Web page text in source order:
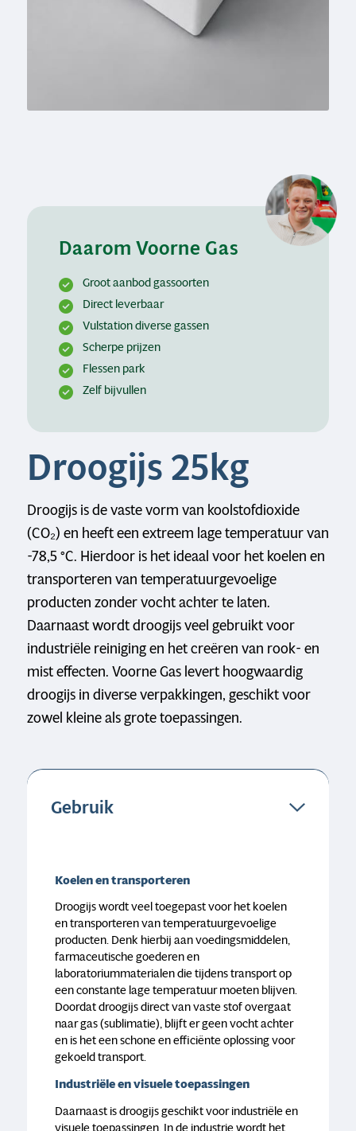
Daarom Voorne Gas
Groot aanbod gassoorten
Direct leverbaar
Vulstation diverse gassen
Scherpe prijzen
Flessen park
Zelf bijvullen
Droogijs 25kg
Droogijs is de vaste vorm van koolstofdioxide
(CO₂) en heeft een extreem lage temperatuur van
-78,5 °C. Hierdoor is het ideaal voor het koelen en
transporteren van temperatuurgevoelige
producten zonder vocht achter te laten.
Daarnaast wordt droogijs veel gebruikt voor
industriële reiniging en het creëren van rook- en
mist effecten. Voorne Gas levert hoogwaardig
droogijs in diverse verpakkingen, geschikt voor
zowel kleine als grote toepassingen.
Gebruik
Koelen en transporteren
Droogijs wordt veel toegepast voor het koelen
en transporteren van temperatuurgevoelige
producten. Denk hierbij aan voedingsmiddelen,
farmaceutische goederen en
laboratoriummaterialen die tijdens transport op
een constante lage temperatuur moeten blijven.
Doordat droogijs direct van vaste stof overgaat
naar gas (sublimatie), blijft er geen vocht achter
en is het een schone en efficiënte oplossing voor
gekoeld transport.
Industriële en visuele toepassingen
Daarnaast is droogijs geschikt voor industriële en
visuele toepassingen. In de industrie wordt het